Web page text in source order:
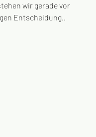
wir gerade vor
Entscheidung..